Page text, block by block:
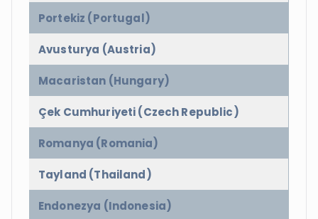
Portekiz (Portugal)
Avusturya (Austria)
Macaristan (Hungary)
Çek Cumhuriyeti (Czech Republic)
Romanya (Romania)
Tayland (Thailand)
Endonezya (Indonesia)